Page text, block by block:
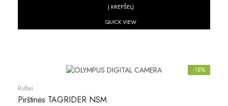
Į KREPŠELĮ
QUICK VIEW
-18%
Rūbai
Pirštinės TAGRIDER NSM